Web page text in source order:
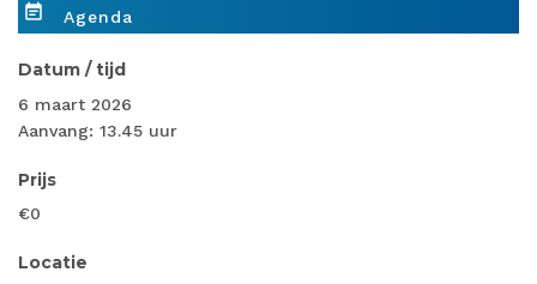
event_note Agenda
Datum / tijd
6 maart 2026
Aanvang: 13.45 uur
Prijs
€0
Locatie